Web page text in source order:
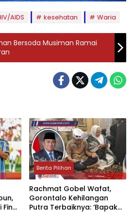
AIDS kesehatan Waria
Bersoda Musiman Ramai
Berita Pilihan
‎Rachmat Gobel Wafat,
Gorontalo Kehilangan
Putra Terbaiknya: ‘Bapak